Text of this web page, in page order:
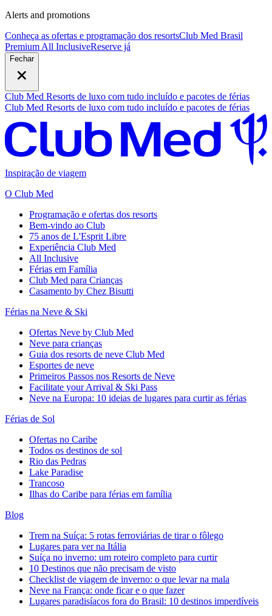
Alerts and promotions
Conheça as ofertas e programação dos resortsClub Med Brasil
Premium All InclusiveReserve já
Fechar
Club Med Resorts de luxo com tudo incluído e pacotes de férias
Club Med Resorts de luxo com tudo incluído e pacotes de férias
Inspiração de viagem
O Club Med
Programação e ofertas dos resorts
Bem-vindo ao Club
75 anos de L'Esprit Libre
Experiência Club Med
All Inclusive
Férias em Família
Club Med para Crianças
Casamento by Chez Bisutti
Férias na Neve & Ski
Ofertas Neve by Club Med
Neve para crianças
Guia dos resorts de neve Club Med
Esportes de neve
Primeiros Passos nos Resorts de Neve
Facilitate your Arrival & Ski Pass
Neve na Europa: 10 ideias de lugares para curtir as férias
Férias de Sol
Ofertas no Caribe
Todos os destinos de sol
Rio das Pedras
Lake Paradise
Trancoso
Ilhas do Caribe para férias em família
Blog
Trem na Suíça: 5 rotas ferroviárias de tirar o fôlego
Lugares para ver na Itália
Suíça no inverno: um roteiro completo para curtir
10 Destinos que não precisam de visto
Checklist de viagem de inverno: o que levar na mala
Neve na França: onde ficar e o que fazer
Lugares paradisíacos fora do Brasil: 10 destinos imperdíveis